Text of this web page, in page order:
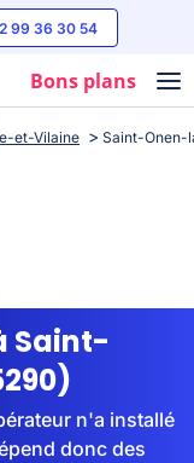
99 36 30 54
Bons plans
et-Vilaine Saint-Onen-
Saint-
n'a installé
donc des